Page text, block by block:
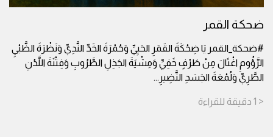
ضحكة القمر
#ضحكة_القمر يَا ضِحْكَةَ القَمَرِ الحَيِيِّ وَحُمْرَةَ الخَدِّ النَّدِيِّ وَنَظْرَةَ الظَّبْيِ
الرَّؤُومِ اغْتَالَ مِنْ طَرْفٍ خَفِيِّ وَمِشْيَةَ الجَذِلِ الطَّرُوبِ وَفِتْنَةَ اللَّدُنِ
الطَّرِيِّ وَلُمْعَةَ الجَسَدِ النَّضِيرِ ...
< 1 دقيقة للقراءة